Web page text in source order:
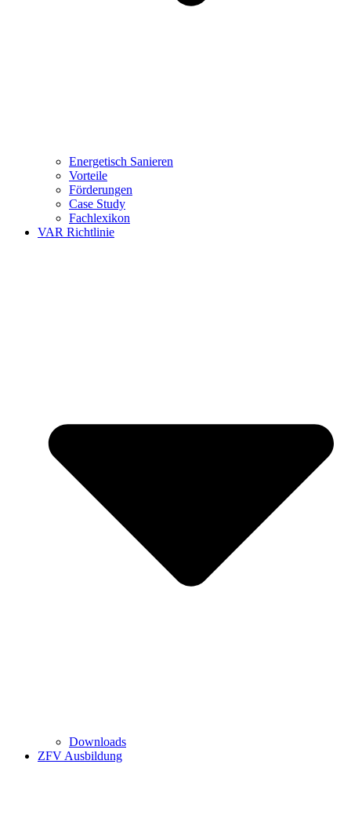
Energetisch Sanieren
Vorteile
Förderungen
Case Study
Fachlexikon
VAR Richtlinie
Downloads
ZFV Ausbildung